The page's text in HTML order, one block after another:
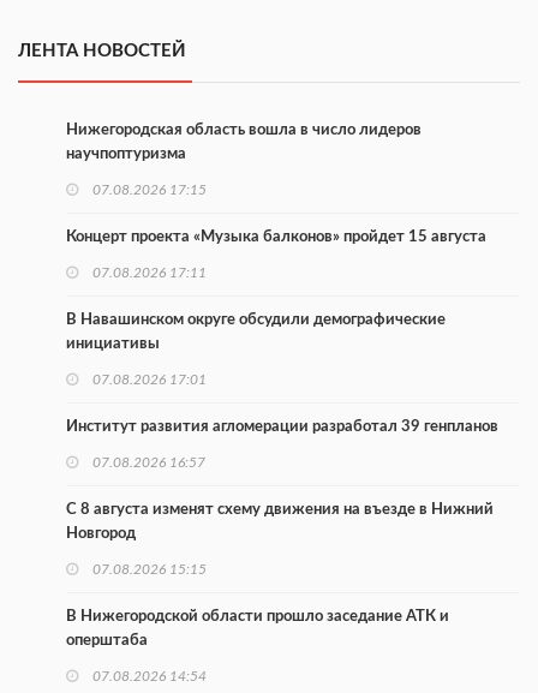
ЛЕНТА НОВОСТЕЙ
Нижегородская область вошла в число лидеров
научпоптуризма
07.08.2026 17:15
Концерт проекта «Музыка балконов» пройдет 15 августа
07.08.2026 17:11
В Навашинском округе обсудили демографические
инициативы
07.08.2026 17:01
Институт развития агломерации разработал 39 генпланов
07.08.2026 16:57
С 8 августа изменят схему движения на въезде в Нижний
Новгород
07.08.2026 15:15
В Нижегородской области прошло заседание АТК и
оперштаба
07.08.2026 14:54